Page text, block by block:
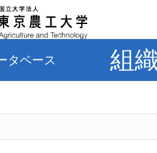
タベース 組